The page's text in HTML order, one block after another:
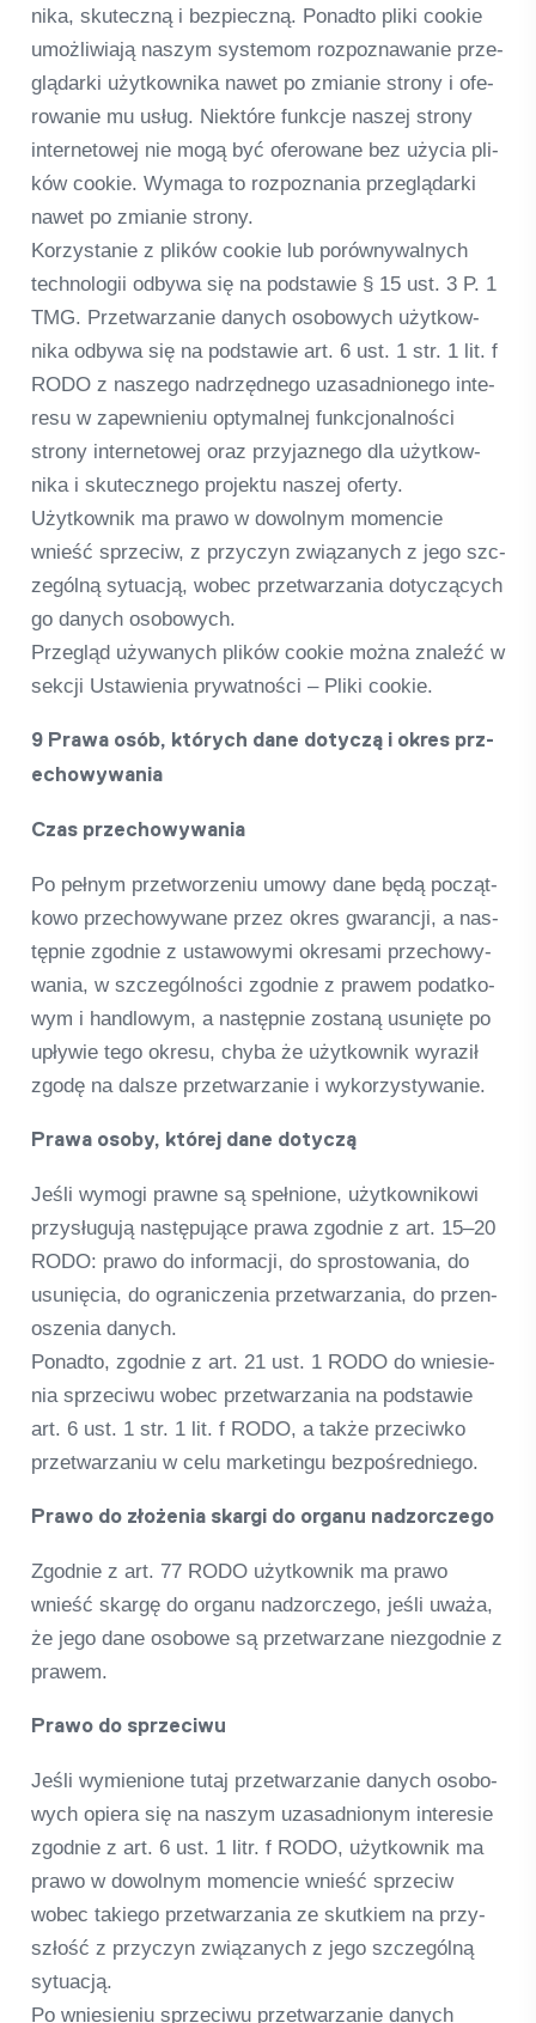
nika, sku­teczną i bez­pieczną. Ponadto pliki coo­kie
umoż­li­wiają nas­zym sys­te­mom roz­poz­na­wa­nie prze­
glą­darki użyt­kow­nika nawet po zmia­nie strony i ofe­
ro­wa­nie mu usług. Niek­tóre funk­cje nas­zej strony
inter­neto­wej nie mogą być ofe­ro­wane bez uży­cia pli­
ków coo­kie. Wymaga to roz­pozna­nia prze­glą­darki
nawet po zmia­nie strony.
Kor­zysta­nie z pli­ków coo­kie lub porów­ny­wal­nych
tech­no­lo­gii odbywa się na pod­sta­wie § 15 ust. 3 P. 1
TMG. Przet­warza­nie danych oso­bo­wych użyt­kow­
nika odbywa się na pod­sta­wie art. 6 ust. 1 str. 1 lit. f
RODO z nas­zego nadrzęd­n­ego uza­sad­nio­n­ego inte­
resu w zapew­ni­eniu opty­mal­nej funk­c­jo­nal­ności
strony inter­neto­wej oraz przy­jaz­n­ego dla użyt­kow­
nika i sku­tecz­n­ego pro­jektu nas­zej oferty.
Użyt­kow­nik ma prawo w dowol­nym momen­cie
wnieść sprze­ciw, z przy­c­zyn zwią­zanych z jego szc­
ze­gólną sytu­acją, wobec przet­warza­nia doty­c­zą­cych
go danych oso­bo­wych.
Prze­gląd uży­wanych pli­ków coo­kie można zna­leźć w
sek­cji Usta­wi­e­nia pry­wat­ności – Pliki coo­kie.
9 Prawa osób, których dane doty­czą i okres prz­
echo­wy­wa­nia
Czas prz­echo­wy­wa­nia
Po pełnym przet­wor­ze­niu umowy dane będą poc­ząt­
kowo prz­echo­wy­wane przez okres gwa­ran­cji, a nas­
tęp­nie zgod­nie z usta­wo­wymi okres­ami prz­echo­wy­
wa­nia, w szc­ze­gól­ności zgod­nie z pra­wem podat­ko­
wym i hand­lo­wym, a nas­tęp­nie zostaną usunięte po
upły­wie tego okresu, chyba że użyt­kow­nik wyra­ził
zgodę na dalsze przet­warza­nie i wykor­zy­sty­wa­nie.
Prawa osoby, któ­rej dane doty­czą
Jeśli wymogi prawne są speł­nione, użyt­kow­ni­kowi
przysłu­gują nas­tę­pu­jące prawa zgod­nie z art. 15–20
RODO: prawo do infor­macji, do spro­s­to­wa­nia, do
usunięcia, do ogra­nic­ze­nia przet­warza­nia, do przen­
o­sze­nia danych.
Ponadto, zgod­nie z art. 21 ust. 1 RODO do wnie­si­e­
nia sprze­ciwu wobec przet­warza­nia na pod­sta­wie
art. 6 ust. 1 str. 1 lit. f RODO, a także prze­ciwko
przet­warza­niu w celu mar­ke­tingu bez­poś­red­niego.
Prawo do złoże­nia skargi do organu nad­zor­c­zego
Zgod­nie z art. 77 RODO użyt­kow­nik ma prawo
wnieść skargę do organu nad­zor­c­zego, jeśli uważa,
że jego dane oso­bowe są przet­warzane niez­god­nie z
pra­wem.
Prawo do sprze­ciwu
Jeśli wymi­en­ione tutaj przet­warza­nie danych oso­bo­
wych opiera się na nas­zym uza­sad­nionym inte­re­sie
zgod­nie z art. 6 ust. 1 litr. f RODO, użyt­kow­nik ma
prawo w dowol­nym momen­cie wnieść sprze­ciw
wobec takiego przet­warza­nia ze skut­kiem na przy­
szłość z przy­c­zyn zwią­zanych z jego szc­ze­gólną
sytu­acją.
Po wnie­si­e­niu sprze­ciwu przet­warza­nie danych